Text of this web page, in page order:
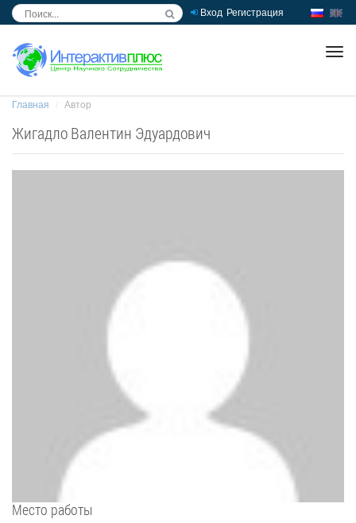
Вход Регистрация
Главная Автор
Жигадло Валентин Эдуардович
Место работы